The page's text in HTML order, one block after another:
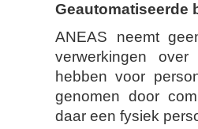
Geautomatiseerde
ANEAS neemt
verwerkingen
hebben voor
genomen door
daar een fysiek